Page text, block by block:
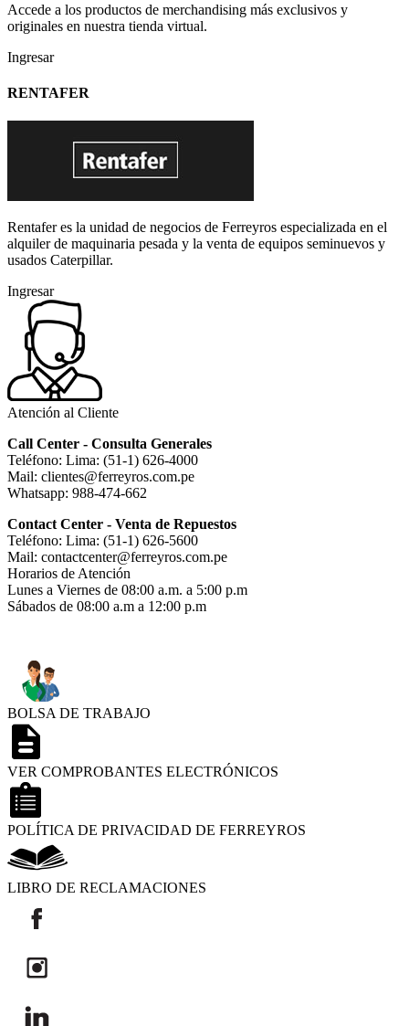
Accede a los productos de merchandising más exclusivos y
originales en nuestra tienda virtual.
Ingresar
RENTAFER
Rentafer es la unidad de negocios de Ferreyros especializada en el
alquiler de maquinaria pesada y la venta de equipos seminuevos y
usados Caterpillar.
Ingresar
Atención al Cliente
Call Center - Consulta Generales
Teléfono: Lima: (51-1) 626-4000
Mail: clientes@ferreyros.com.pe
Whatsapp: 988-474-662
Contact Center - Venta de Repuestos
Teléfono: Lima: (51-1) 626-5600
Mail: contactcenter@ferreyros.com.pe
Horarios de Atención
Lunes a Viernes de 08:00 a.m. a 5:00 p.m
Sábados de 08:00 a.m a 12:00 p.m
BOLSA DE TRABAJO
VER COMPROBANTES ELECTRÓNICOS
POLÍTICA DE PRIVACIDAD DE FERREYROS
LIBRO DE RECLAMACIONES